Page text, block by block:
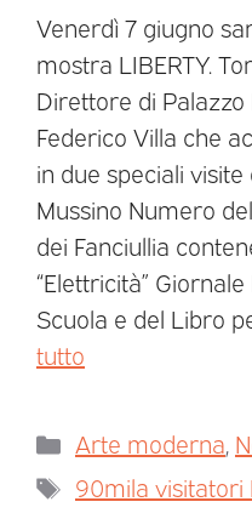
Venerdì 7 giugno
mostra LIBERTY.
Direttore di
Federico Villa che
in due speciali
Mussino Numero
dei Fanciullia
“Elettricità”
Scuola e del Libro
tutto
Arte moderna,
90mila visitatori